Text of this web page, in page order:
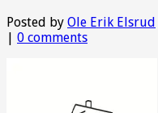
Posted by Ole Erik Elsrud
0 comments